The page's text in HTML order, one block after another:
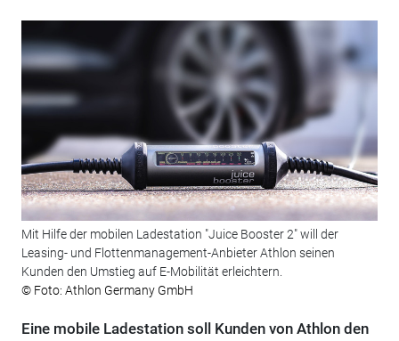
Mit Hilfe der mobilen Ladestation "Juice Booster 2" will der
Leasing- und Flottenmanagement-Anbieter Athlon seinen
Kunden den Umstieg auf E-Mobilität erleichtern.
© Foto: Athlon Germany GmbH
Eine mobile Ladestation soll Kunden von Athlon den